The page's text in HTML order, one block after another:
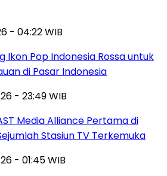
- 04:22 WIB
Ikon Pop Indonesia Rossa untuk
di Pasar Indonesia
- 23:49 WIB
Media Alliance Pertama di
Stasiun TV Terkemuka
- 01:45 WIB